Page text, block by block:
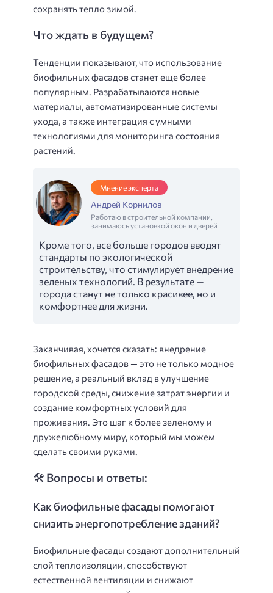
сохранять тепло зимой.
Что ждать в будущем?
Тенденции показывают, что использование
биофильных фасадов станет еще более
популярным. Разрабатываются новые
материалы, автоматизированные системы
ухода, а также интеграция с умными
технологиями для мониторинга состояния
растений.
Мнение эксперта
Андрей Корнилов
Работаю в строительной компании,
занимаюсь установкой окон и дверей
Кроме того, все больше городов вводят
стандарты по экологической
строительству, что стимулирует внедрение
зеленых технологий. В результате —
города станут не только красивее, но и
комфортнее для жизни.
Заканчивая, хочется сказать: внедрение
биофильных фасадов — это не только модное
решение, а реальный вклад в улучшение
городской среды, снижение затрат энергии и
создание комфортных условий для
проживания. Это шаг к более зеленому и
дружелюбному миру, который мы можем
сделать своими руками.
🛠️ Вопросы и ответы:
Как биофильные фасады помогают
снизить энергопотребление зданий?
Биофильные фасады создают дополнительный
слой теплоизоляции, способствуют
естественной вентиляции и снижают